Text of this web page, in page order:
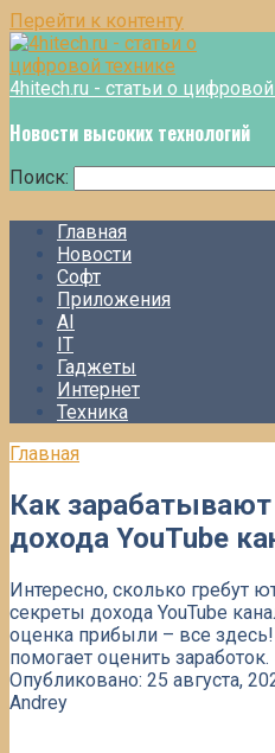
Перейти к контенту
4hitech.ru - статьи о
Новости высоких технологий
Поиск:
Главная
Новости
Софт
Приложения
AI
IT
Гаджеты
Интернет
Техника
Главная
Как
дохода YouTube
Интересно, сколько гребут
секреты дохода YouTube
оценка прибыли – все
помогает оценить заработок.
Опубликовано: 25 августа,
Andrey